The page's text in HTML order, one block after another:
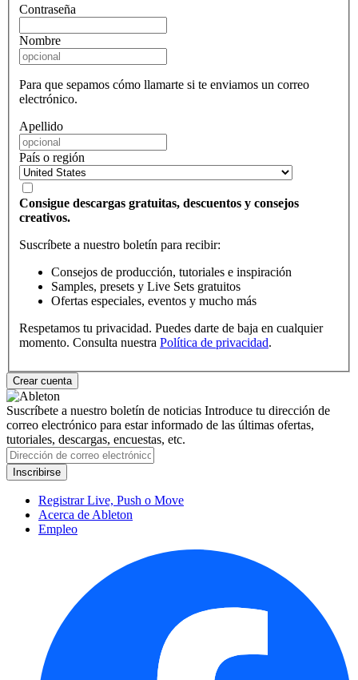
Contraseña
Nombre
Para que sepamos cómo llamarte si te enviamos un correo
electrónico.
Apellido
País o región
Consigue descargas gratuitas, descuentos y consejos
creativos.
Suscríbete a nuestro boletín para recibir:
Consejos de producción, tutoriales e inspiración
Samples, presets y Live Sets gratuitos
Ofertas especiales, eventos y mucho más
Respetamos tu privacidad. Puedes darte de baja en cualquier
momento. Consulta nuestra Política de privacidad.
Suscríbete a nuestro boletín de noticias Introduce tu dirección de
correo electrónico para estar informado de las últimas ofertas,
tutoriales, descargas, encuestas, etc.
Registrar Live, Push o Move
Acerca de Ableton
Empleo